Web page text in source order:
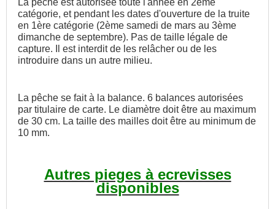
La pêche est autorisée toute l'année en 2ème
catégorie, et pendant les dates d'ouverture de la truite
en 1ère catégorie (2ème samedi de mars au 3ème
dimanche de septembre). Pas de taille légale de
capture. Il est interdit de les relâcher ou de les
introduire dans un autre milieu.
La pêche se fait à la balance. 6 balances autorisées
par titulaire de carte. Le diamètre doit être au maximum
de 30 cm. La taille des mailles doit être au minimum de
10 mm.
Autres pieges à ecrevisses
disponibles